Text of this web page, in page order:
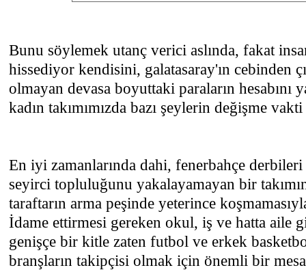
Bunu söylemek utanç verici aslında, fakat
hissediyor kendisini, galatasaray'ın cebinden
olmayan devasa boyuttaki paraların hesabını
kadın takımımızda bazı şeylerin değişme
En iyi zamanlarında dahi, fenerbahçe
seyirci topluluğunu yakalayamayan bir
taraftarın arma peşinde yeterince
İdame ettirmesi gereken okul, iş ve hatta aile
genişçe bir kitle zaten futbol ve erkek
branşların takipçisi olmak için önemli bir